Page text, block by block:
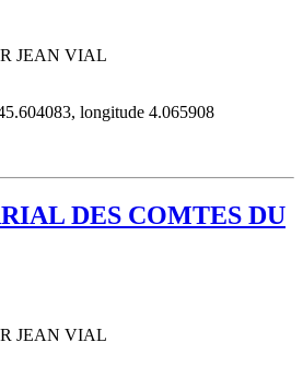
JEAN VIAL
longitude 4.065908
DES COMTES DU
JEAN VIAL